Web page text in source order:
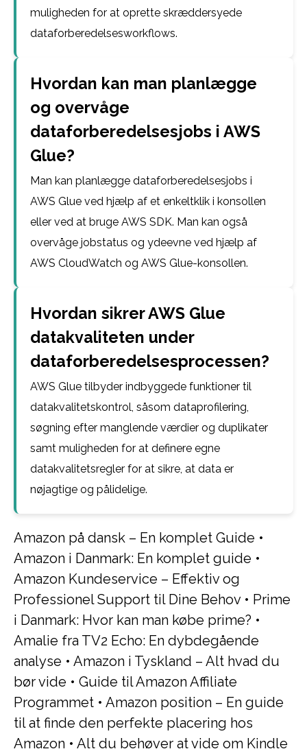
muligheden for at oprette skræddersyede
dataforberedelsesworkflows.
Hvordan kan man planlægge
og overvåge
dataforberedelsesjobs i AWS
Glue?
Man kan planlægge dataforberedelsesjobs i
AWS Glue ved hjælp af et enkeltklik i konsollen
eller ved at bruge AWS SDK. Man kan også
overvåge jobstatus og ydeevne ved hjælp af
AWS CloudWatch og AWS Glue-konsollen.
Hvordan sikrer AWS Glue
datakvaliteten under
dataforberedelsesprocessen?
AWS Glue tilbyder indbyggede funktioner til
datakvalitetskontrol, såsom dataprofilering,
søgning efter manglende værdier og duplikater
samt muligheden for at definere egne
datakvalitetsregler for at sikre, at data er
nøjagtige og pålidelige.
Amazon på dansk – En komplet Guide •
Amazon i Danmark: En komplet guide •
Amazon Kundeservice – Effektiv og
Professionel Support til Dine Behov• Prime
i Danmark: Hvor kan man købe prime? •
Amalie fra TV2 Echo: En dybdegående
analyse • Amazon i Tyskland – Alt hvad du
bør vide • Guide til Amazon Affiliate
Programmet • Amazon position – En guide
til at finde den perfekte placering hos
Amazon • Alt du behøver at vide om Kindle